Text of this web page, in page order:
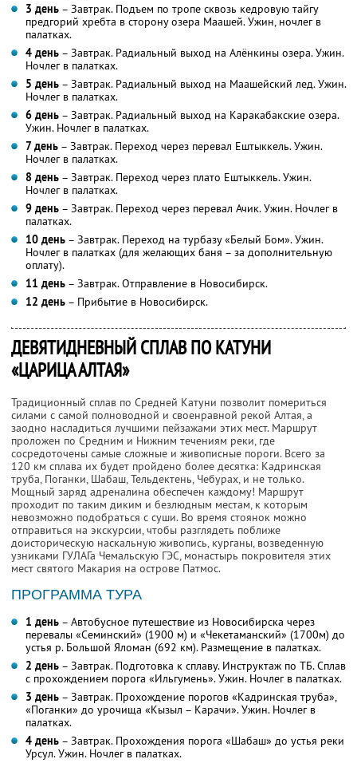
3 день – Завтрак. Подъем по тропе сквозь кедровую тайгу
предгорий хребта в сторону озера Маашей. Ужин, ночлег в
палатках.
4 день – Завтрак. Радиальный выход на Алёнкины озера. Ужин.
Ночлег в палатках.
5 день – Завтрак. Радиальный выход на Маашейский лед. Ужин.
Ночлег в палатках.
6 день – Завтрак. Радиальный выход на Каракабакские озера.
Ужин. Ночлег в палатках.
7 день – Завтрак. Переход через перевал Ештыккель. Ужин.
Ночлег в палатках.
8 день – Завтрак. Переход через плато Ештыккель. Ужин.
Ночлег в палатках.
9 день – Завтрак. Переход через перевал Ачик. Ужин. Ночлег в
палатках.
10 день – Завтрак. Переход на турбазу «Белый Бом». Ужин.
Ночлег в палатках (для желающих баня – за дополнительную
оплату).
11 день – Завтрак. Отправление в Новосибирск.
12 день – Прибытие в Новосибирск.
ДЕВЯТИДНЕВНЫЙ СПЛАВ ПО КАТУНИ
«ЦАРИЦА АЛТАЯ»
Традиционный сплав по Средней Катуни позволит помериться
силами с самой полноводной и своенравной рекой Алтая, а
заодно насладиться лучшими пейзажами этих мест. Маршрут
проложен по Средним и Нижним течениям реки, где
сосредоточены самые сложные и живописные пороги. Всего за
120 км сплава их будет пройдено более десятка: Кадринская
труба, Поганки, Шабаш, Тельдектень, Чебурах, и не только.
Мощный заряд адреналина обеспечен каждому! Маршрут
проходит по таким диким и безлюдным местам, к которым
невозможно подобраться с суши. Во время стоянок можно
отправиться на экскурсии, чтобы разглядеть поближе
доисторическую наскальную живопись, курганы, возведенную
узниками ГУЛАГа Чемальскую ГЭС, монастырь покровителя этих
мест святого Макария на острове Патмос.
ПРОГРАММА ТУРА
1 день – Автобусное путешествие из Новосибирска через
перевалы «Семинский» (1900 м) и «Чекетаманский» (1700м) до
устья р. Большой Яломан (692 км). Размещение в палатках.
2 день – Завтрак. Подготовка к сплаву. Инструктаж по ТБ. Сплав
с прохождением порога «Ильгумень». Ужин. Ночлег в палатках.
3 день – Завтрак. Прохождение порогов «Кадринская труба»,
«Поганки» до урочища «Кызыл – Карачи». Ужин. Ночлег в
палатках.
4 день – Завтрак. Прохождения порога «Шабаш» до устья реки
Урсул. Ужин. Ночлег в палатках.